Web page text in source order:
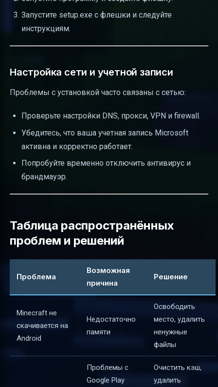
Запустите setup.exe с флешки и следуйте
инструкциям.
Настройка сети и учетной записи
Проблемы с установкой часто связаны с сетью:
Проверьте настройки DNS, прокси, VPN и firewall.
Убедитесь, что ваша учетная запись Microsoft
активна и корректно работает.
Попробуйте временно отключить антивирус и
брандмауэр.
Таблица распространённых
проблем и решений
Проблема
Возможная
причина
Решение
Minecraft не
скачивается на
Android
Недостаточно
памяти
Освободить
место, удалить
ненужные
файлы
Проблемы с
Google Play
Очистить кэш,
удалить